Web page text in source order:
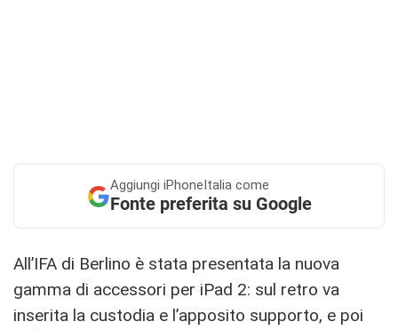
Aggiungi iPhoneItalia come
Fonte preferita su Google
All’IFA di Berlino è stata presentata la nuova
gamma di accessori per iPad 2: sul retro va
inserita la custodia e l’apposito supporto, e poi